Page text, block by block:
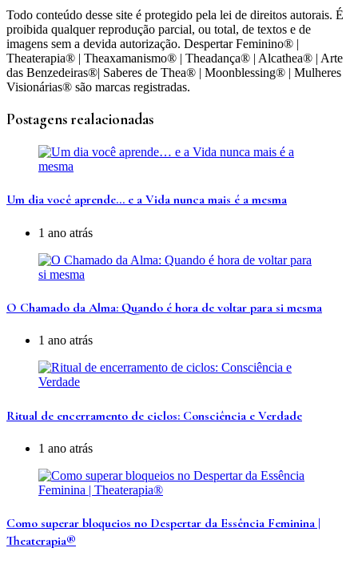
Todo conteúdo desse site é protegido pela lei de direitos autorais. É
proibida qualquer reprodução parcial, ou total, de textos e de
imagens sem a devida autorização. Despertar Feminino® |
Theaterapia® | Theaxamanismo® | Theadança® | Alcathea® | Arte
das Benzedeiras®| Saberes de Thea® | Moonblessing® | Mulheres
Visionárias® são marcas registradas.
Postagens realacionadas
Um dia você aprende… e a Vida nunca mais é a mesma
1 ano atrás
O Chamado da Alma: Quando é hora de voltar para si mesma
1 ano atrás
Ritual de encerramento de ciclos: Consciência e Verdade
1 ano atrás
Como superar bloqueios no Despertar da Essência Feminina |
Theaterapia®